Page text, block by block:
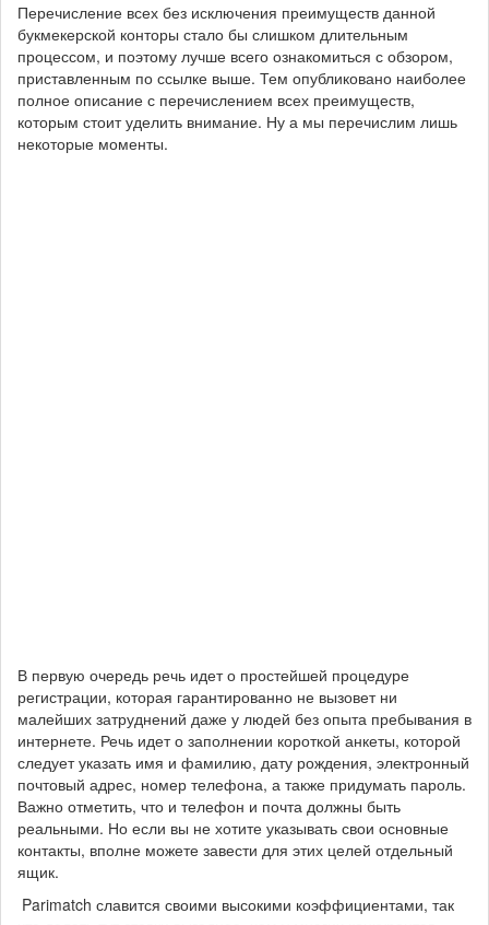
Перечисление всех без исключения преимуществ данной
букмекерской конторы стало бы слишком длительным
процессом, и поэтому лучше всего ознакомиться с обзором,
приставленным по ссылке выше. Тем опубликовано наиболее
полное описание с перечислением всех преимуществ,
которым стоит уделить внимание. Ну а мы перечислим лишь
некоторые моменты.
В первую очередь речь идет о простейшей процедуре
регистрации, которая гарантированно не вызовет ни
малейших затруднений даже у людей без опыта пребывания в
интернете. Речь идет о заполнении короткой анкеты, которой
следует указать имя и фамилию, дату рождения, электронный
почтовый адрес, номер телефона, а также придумать пароль.
Важно отметить, что и телефон и почта должны быть
реальными. Но если вы не хотите указывать свои основные
контакты, вполне можете завести для этих целей отдельный
ящик.
Parimatch славится своими высокими коэффициентами, так